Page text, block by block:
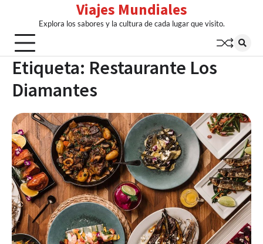
content
Viajes Mundiales
Explora los sabores y la cultura de cada lugar que visito.
Etiqueta: Restaurante Los
Diamantes